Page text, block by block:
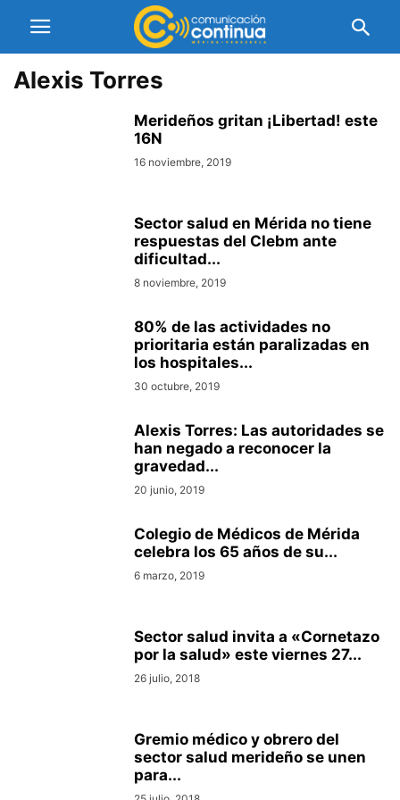
Alexis Torres
Merideños gritan ¡Libertad! este
16N
16 noviembre, 2019
Sector salud en Mérida no tiene
respuestas del Clebm ante
dificultad...
8 noviembre, 2019
80% de las actividades no
prioritaria están paralizadas en
los hospitales...
30 octubre, 2019
Alexis Torres: Las autoridades se
han negado a reconocer la
gravedad...
20 junio, 2019
Colegio de Médicos de Mérida
celebra los 65 años de su...
6 marzo, 2019
Sector salud invita a «Cornetazo
por la salud» este viernes 27...
26 julio, 2018
Gremio médico y obrero del
sector salud merideño se unen
para...